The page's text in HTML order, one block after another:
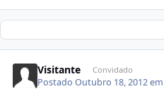
Visitante Convidado
PostadoOutubro 18, 2012